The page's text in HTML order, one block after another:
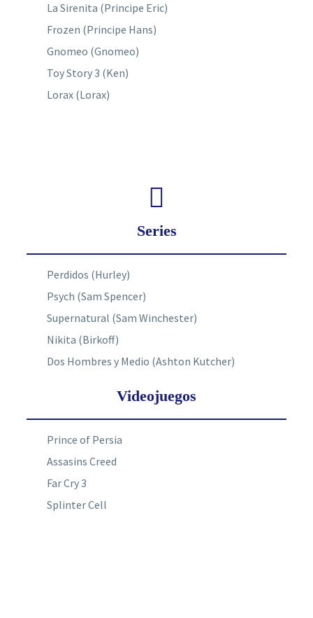
La Sirenita (Principe Eric)
Frozen (Principe Hans)
Gnomeo (Gnomeo)
Toy Story 3 (Ken)
Lorax (Lorax)
Series
Perdidos (Hurley)
Psych (Sam Spencer)
Supernatural (Sam Winchester)
Nikita (Birkoff)
Dos Hombres y Medio (Ashton Kutcher)
Videojuegos
Prince of Persia
Assasins Creed
Far Cry 3
Splinter Cell